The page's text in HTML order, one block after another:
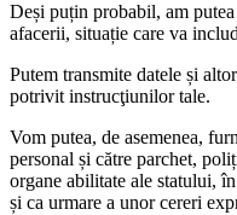
Deși puțin probabil, am
afacerii, situație care va
Putem transmite datele și
potrivit instrucţiunilor tale.
Vom putea, de asemenea,
personal și către parchet,
organe abilitate ale statului,
și ca urmare a unor cereri